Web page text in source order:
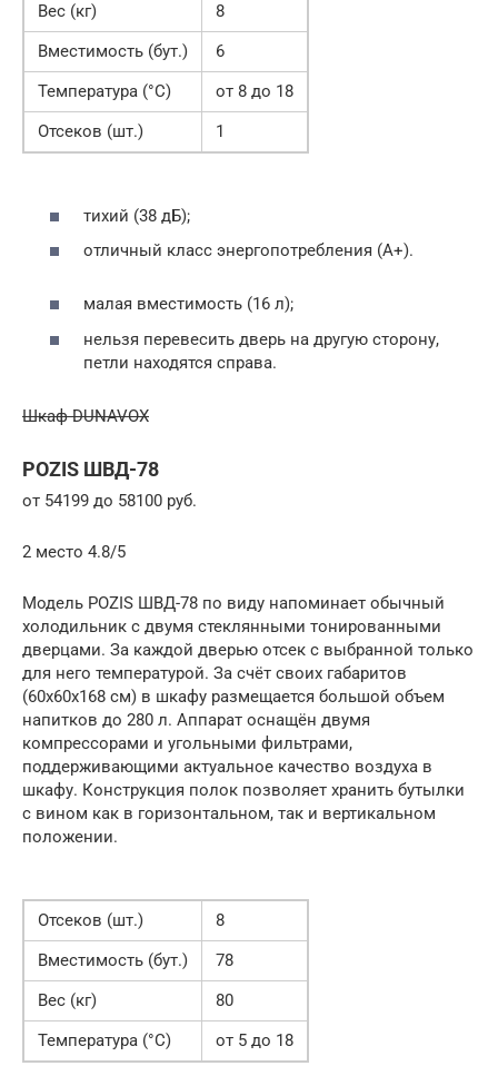
Вес (кг)
8
Вместимость (бут.)
6
Температура (°С)
от 8 до 18
Отсеков (шт.)
1
тихий (38 дБ);
отличный класс энергопотребления (А+).
малая вместимость (16 л);
нельзя перевесить дверь на другую сторону,
петли находятся справа.
Шкаф DUNAVOX
POZIS ШВД-78
от 54199 до 58100 руб.
2 место 4.8/5
Модель POZIS ШВД-78 по виду напоминает обычный
холодильник с двумя стеклянными тонированными
дверцами. За каждой дверью отсек с выбранной только
для него температурой. За счёт своих габаритов
(60х60х168 см) в шкафу размещается большой объем
напитков до 280 л. Аппарат оснащён двумя
компрессорами и угольными фильтрами,
поддерживающими актуальное качество воздуха в
шкафу. Конструкция полок позволяет хранить бутылки
с вином как в горизонтальном, так и вертикальном
положении.
Отсеков (шт.)
8
Вместимость (бут.)
78
Вес (кг)
80
Температура (°С)
от 5 до 18